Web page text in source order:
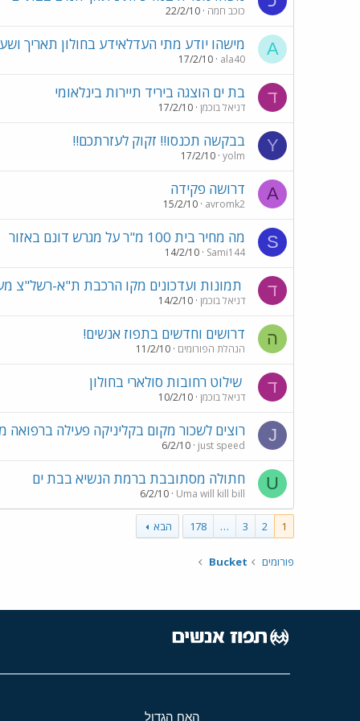
כוכב חמה 22/2/10
A מישהו יודע מתי העדלאידע בחולון תאריך
ala40
17/2/10
ד בת ים הוצגה ביריד תיירות בינלאומי
דניאל בוכמן 17/2/10
Y בבקשה תכנסו!! זקוק לעזרתכם!!
yolm
17/2/10
A דרושה פקידה
avromk2
15/2/10
S מה מחיר בית 100 מ"ר על מגרש דונם באזור
Sami144
14/2/10
ד תמונות ועדכונים מקו הרכבת ת"א-רשל"צ
דניאל בוכמן 14/2/10
ה דרושים וחדשים בתפוז אנשים!
הנהלת הפורומים 11/2/10
ד שילוט רחובות סולארי בחולון
דניאל בוכמן 10/2/10
J רוצים לשכור מקום בקליניקה פעילה ברפואה
just speed
6/2/10
U חתולה מסתובבת ברמת הנשיא בבת ים
Uma will kill bill
6/2/10
1
2
3
…
178 הבא
פורומים Bucket
האח הגדול